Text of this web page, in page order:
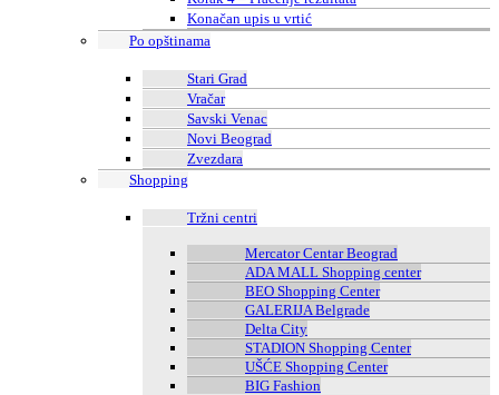
Konačan upis u vrtić
Po opštinama
Stari Grad
Vračar
Savski Venac
Novi Beograd
Zvezdara
Shopping
Tržni centri
Mercator Centar Beograd
ADA MALL Shopping center
BEO Shopping Center
GALERIJA Belgrade
Delta City
STADION Shopping Center
UŠĆE Shopping Center
BIG Fashion